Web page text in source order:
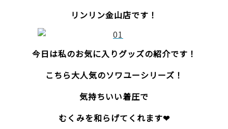
リンリン金山店です！
今日は私のお気に入りグッズの紹介です！
こちら大人気のソワユーシリーズ！
気持ちいい着圧で
むくみを和らげてくれます❤